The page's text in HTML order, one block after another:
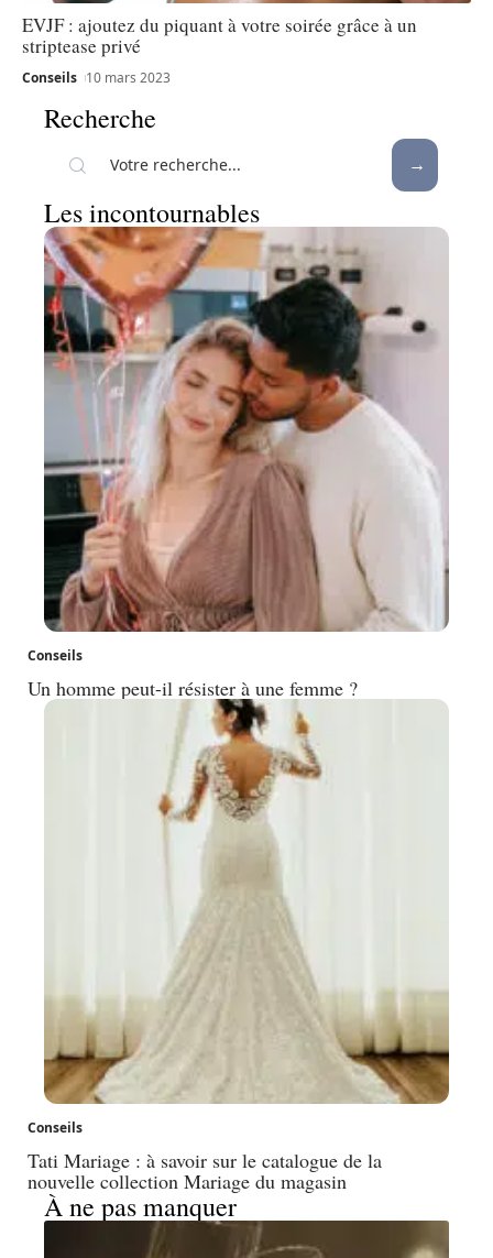
EVJF : ajoutez du piquant à votre soirée grâce à un
striptease privé
Conseils 10 mars 2023
Recherche
Les incontournables
Conseils
Un homme peut-il résister à une femme ?
Conseils
Tati Mariage : à savoir sur le catalogue de la
nouvelle collection Mariage du magasin
À ne pas manquer